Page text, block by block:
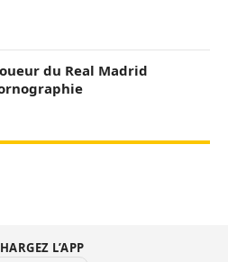
du Real Madrid
L’APP